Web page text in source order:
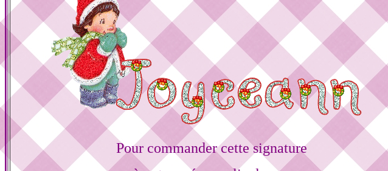
Pour commander cette signature